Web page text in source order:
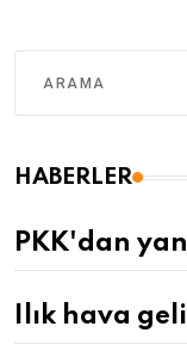
HABERLER
PKK'dan
Ilık hava